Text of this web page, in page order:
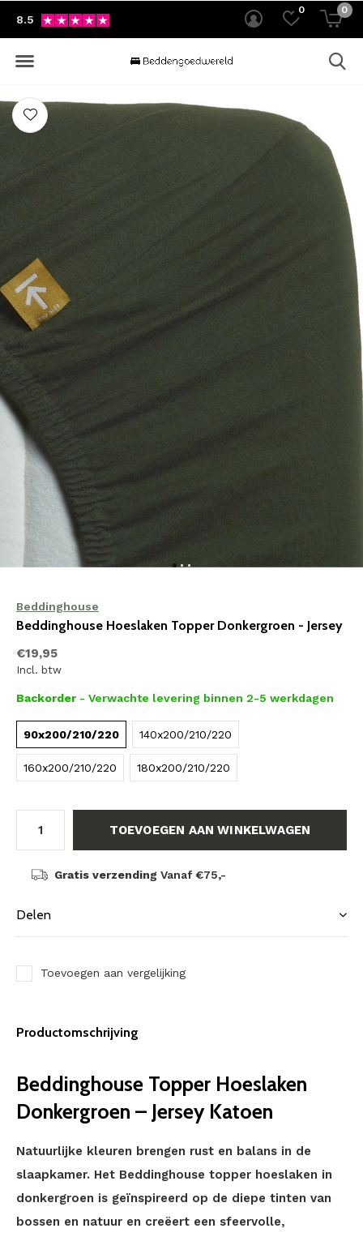
0 0
8.5
Beddinghouse
Beddinghouse Hoeslaken Topper Donkergroen - Jersey
€19,95
Incl. btw
Backorder - Verwachte levering binnen 2-5 werkdagen
90x200/210/220 140x200/210/220
160x200/210/220 180x200/210/220
TOEVOEGEN AAN WINKELWAGEN
Gratis verzending Vanaf €75,-
Delen
Toevoegen aan vergelijking
Productomschrijving
Beddinghouse Topper Hoeslaken
Donkergroen – Jersey Katoen
Natuurlijke kleuren brengen rust en balans in de
slaapkamer. Het Beddinghouse topper hoeslaken in
donkergroen is geïnspireerd op de diepe tinten van
bossen en natuur en creëert een sfeervolle,